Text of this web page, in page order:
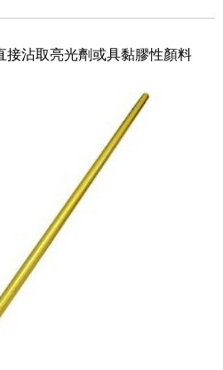
接沾取亮光劑或具黏膠性顏料